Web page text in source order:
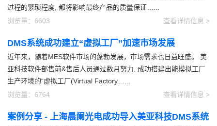
过程的繁琐程度, 都将影响最终产品的质量保证…...
浏览量：6603
查看详情信息 >
DMS系统成功建立“虚拟工厂”加速市场发展
近年来，随着MES软件市场的蓬勃发展，市场需求也日益旺盛。 美
亚科技软件部售前&售后人员通过数月努力, 成功搭建出能模拟工厂
生产环境的“虚拟工厂(Virtual Factory…...
浏览量：6764
查看详情信息 >
案例分享 - 上海晨阑光电成功导入美亚科技DMS系统